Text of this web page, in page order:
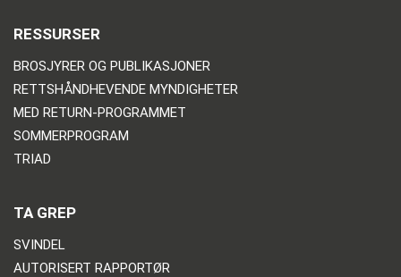
RESSURSER
BROSJYRER OG PUBLIKASJONER
RETTSHÅNDHEVENDE MYNDIGHETER
MED RETURN-PROGRAMMET
SOMMERPROGRAM
TRIAD
TA GREP
SVINDEL
AUTORISERT RAPPORTØR